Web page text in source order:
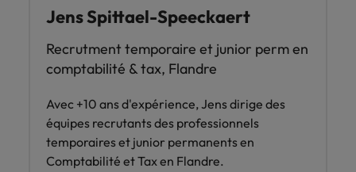
Jens Spittael-Speeckaert
Recrutment temporaire et junior perm en
comptabilité & tax, Flandre
Avec +10 ans d'expérience, Jens dirige des
équipes recrutants des professionnels
temporaires et junior permanents en
Comptabilité et Tax en Flandre.